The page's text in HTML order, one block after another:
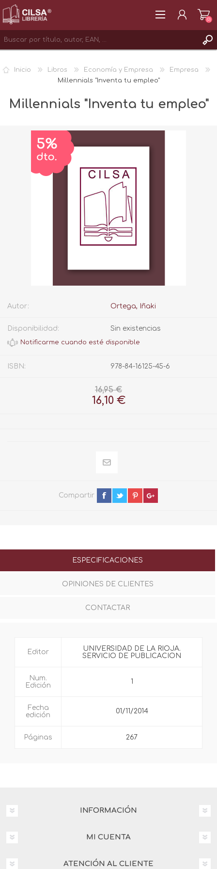
INICIAR SESIÓN
(0)
Inicio Libros Economía y Empresa
Empresa
Millennials "Inventa tu empleo"
Millennials "Inventa tu empleo"
Autor: Ortega, Iñaki
Disponibilidad: Sin existencias
ISBN: 978-84-16125-45-6
16,95 €
16,10 €
Compartir
ESPECIFICACIONES
OPINIONES DE CLIENTES
CONTACTAR
Editor
UNIVERSIDAD DE LA RIOJA.
SERVICIO DE PUBLICACION
Num.
Edición
1
Fecha
edición
01/11/2014
Páginas 267
INFORMACIÓN
MI CUENTA
ATENCIÓN AL CLIENTE